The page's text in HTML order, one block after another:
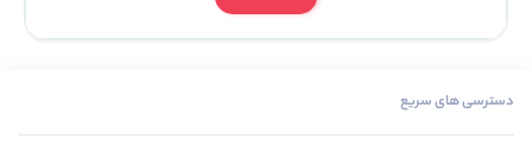
دسترسی های سریع